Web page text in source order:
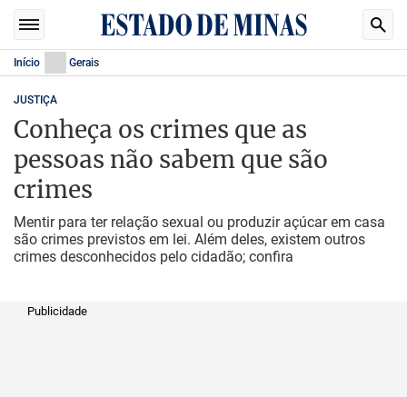
Início Gerais
JUSTIÇA
Conheça os crimes que as
pessoas não sabem que são
crimes
Mentir para ter relação sexual ou produzir açúcar em casa
são crimes previstos em lei. Além deles, existem outros
crimes desconhecidos pelo cidadão; confira
Publicidade